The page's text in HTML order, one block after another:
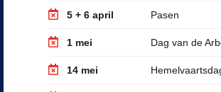
5 + 6 april Pasen
1 mei Dag van de
14 mei